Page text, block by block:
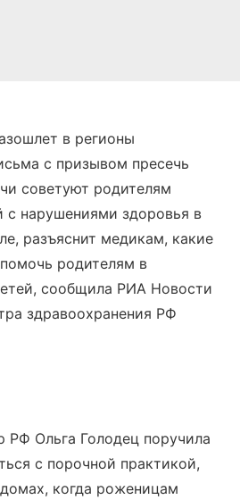
в регионы
с призывом пресечь
советуют родителям
с нарушениями здоровья в
разъяснит медикам, какие
родителям в
сообщила РИА Новости
здравоохранения РФ
РФ Ольга Голодец поручила
с порочной практикой,
когда роженицам